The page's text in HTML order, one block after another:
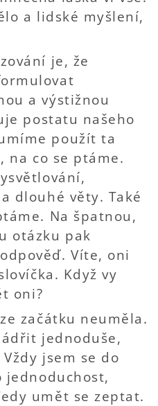
a lidské myšlení,
je, že
a výstižnou
postatu našeho
použít ta
na co se ptáme.
dlouhé věty. Také
Na špatnou,
otázku pak
Víte, oni
Když vy
oni?
začátku neuměla.
jednoduše,
jsem se do
jednoduchost,
umět se zeptat.